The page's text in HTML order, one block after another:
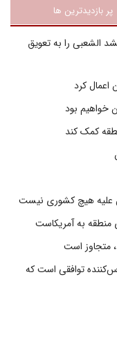
پر بازدیدترین ها
الشعبی را به تعویق
اعمال کرد
خواهیم بود
کمک کند
علیه هیچ کشوری نیست
منطقه به آمریکاست
متجاوز است
توافقی است که